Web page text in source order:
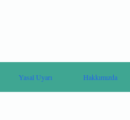
Yasal Uyarı Hakkımızda